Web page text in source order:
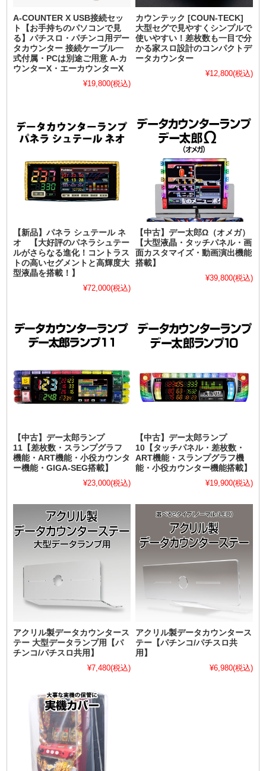
A-COUNTER X USB接続セッ
ト【お手持ちのパソコンで見
る】パチスロ・パチンコ用デー
タカウンター 接続ケーブル一
式付属・PCは別途ご用意 A-カ
ウンターX・エーカウンターX
¥19,800(税込)
カウンテック [COUN-TECK]
大型セグで見やすくシンプルで
使いやすい！差枚数も一目で分
かる家スロ設計のコンパクトデ
ータカウンター
¥12,800(税込)
【新品】パネラ シュテール ネ
オ 【大好評のパネラシュテー
ルがさらなる進化！コントラス
トの高いセグメントと高輝度大
型液晶を搭載！】
¥72,000(税込)
【中古】デー太郎Ω（オメガ）
【大型液晶・タッチパネル・画
面カスタマイズ・動画演出機能
搭載】
¥39,800(税込)
【中古】デー太郎ランプ
11【差枚数・スランプグラフ
機能・ART機能・小役カウンタ
ー機能・GIGA-SEG搭載】
¥23,000(税込)
【中古】デー太郎ランプ
10【タッチパネル・差枚数・
ART機能・スランプグラフ機
能・小役カウンター機能搭載】
¥19,900(税込)
アクリル製データカウンタース
テー 大型データランプ用【パ
チンコ/パチスロ共用】
¥7,480(税込)
アクリル製データカウンタース
テー【パチンコ/パチスロ共
用】
¥6,980(税込)